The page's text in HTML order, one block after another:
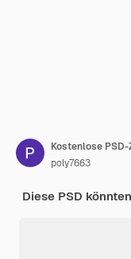
poly7663
Diese PSD